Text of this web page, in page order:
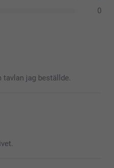
0
jag beställde.